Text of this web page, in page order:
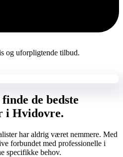
og uforpligtende tilbud.
de bedste
i Hvidovre.
har aldrig været nemmere. Med
forbundet med professionelle i
specifikke behov.